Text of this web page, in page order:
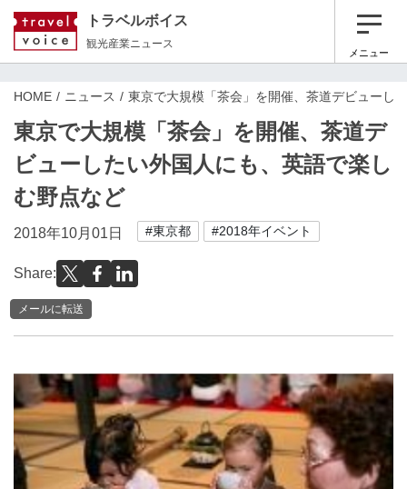
トラベルボイス
観光産業ニュース
メニュー
HOME ニュース 東京で大規模「茶会」を開催、茶道デビューし
東京で大規模「茶会」を開催、茶道デ
ビューしたい外国人にも、英語で楽し
む野点など
2018年10月01日 #東京都 #2018年イベント
Share:
メールに転送